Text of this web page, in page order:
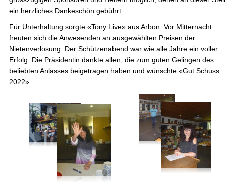
ein herzliches Dankeschön gebührt.
Für Unterhaltung sorgte «Tony Live» aus Arbon. Vor Mitternacht
freuten sich die Anwesenden an ausgewählten Preisen der
Nietenverlosung. Der Schützenabend war wie alle Jahre ein voller
Erfolg. Die Präsidentin dankte allen, die zum guten Gelingen des
beliebten Anlasses beigetragen haben und wünschte «Gut Schuss
2022».